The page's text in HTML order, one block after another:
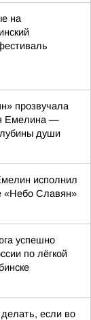
на
прозвучала
Емелина —
души
исполнил
«Небо Славян»
успешно
по лёгкой
если во